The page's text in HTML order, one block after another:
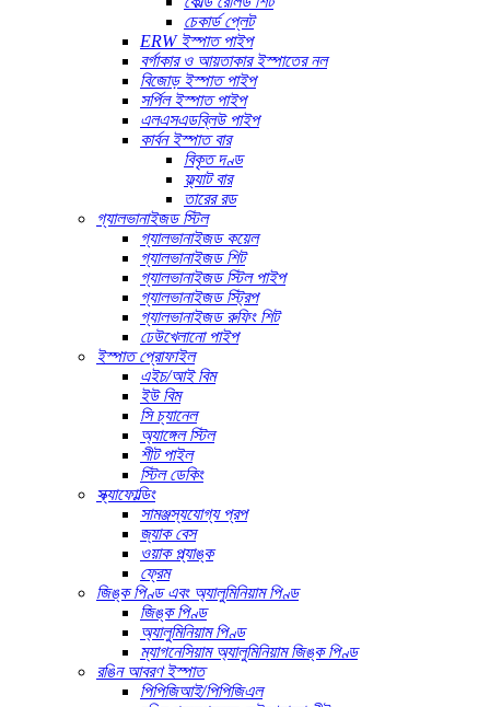
চেকার্ড প্লেট
ERW ইস্পাত পাইপ
বর্গাকার ও আয়তাকার ইস্পাতের নল
বিজোড় ইস্পাত পাইপ
সর্পিল ইস্পাত পাইপ
এলএসএডব্লিউ পাইপ
কার্বন ইস্পাত বার
বিকৃত দণ্ড
ফ্ল্যাট বার
তারের রড
গ্যালভানাইজড স্টিল
গ্যালভানাইজড কয়েল
গ্যালভানাইজড শিট
গ্যালভানাইজড স্টিল পাইপ
গ্যালভানাইজড স্ট্রিপ
গ্যালভানাইজড রুফিং শিট
ঢেউখেলানো পাইপ
ইস্পাত প্রোফাইল
এইচ/আই বিম
ইউ বিম
সি চ্যানেল
অ্যাঙ্গেল স্টিল
শীট পাইল
স্টিল ডেকিং
স্ক্যাফোল্ডিং
সামঞ্জস্যযোগ্য প্রপ
জ্যাক বেস
ওয়াক প্ল্যাঙ্ক
ফ্রেম
জিঙ্ক পিণ্ড এবং অ্যালুমিনিয়াম পিণ্ড
জিঙ্ক পিণ্ড
অ্যালুমিনিয়াম পিণ্ড
ম্যাগনেসিয়াম অ্যালুমিনিয়াম জিঙ্ক পিণ্ড
রঙিন আবরণ ইস্পাত
পিপিজিআই/পিপিজিএল